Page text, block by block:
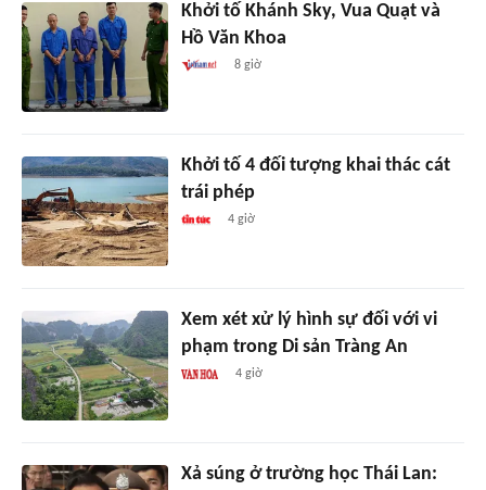
Khởi tố Khánh Sky, Vua Quạt và
Hồ Văn Khoa
8 giờ
Khởi tố 4 đối tượng khai thác cát
trái phép
4 giờ
Xem xét xử lý hình sự đối với vi
phạm trong Di sản Tràng An
4 giờ
Xả súng ở trường học Thái Lan: